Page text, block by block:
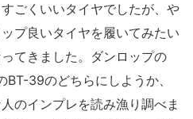
ごくいいタイヤでしたが、や
プ良いタイヤを履いてみたい
てきました。ダンロップの
39のどちらにしようか、
のインプレを読み漁り調べま